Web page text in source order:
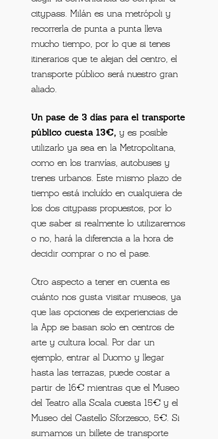
citypass. Milán es una metrópoli y
recorrerla de punta a punta lleva
mucho tiempo, por lo que si tenes
itinerarios que te alejan del centro, el
transporte público será nuestro gran
aliado.
Un pase de 3 días para el transporte
público cuesta 13€, y es posible
utilizarlo ya sea en la Metropolitana,
como en los tranvías, autobuses y
trenes urbanos. Este mismo plazo de
tiempo está incluído en cualquiera de
los dos citypass propuestos, por lo
que saber si realmente lo utilizaremos
o no, hará la diferencia a la hora de
decidir comprar o no el pase.
Otro aspecto a tener en cuenta es
cuánto nos gusta visitar museos, ya
que las opciones de experiencias de
la App se basan solo en centros de
arte y cultura local. Por dar un
ejemplo, entrar al Duomo y llegar
hasta las terrazas, puede costar a
partir de 16€ mientras que el Museo
del Teatro alla Scala cuesta 15€ y el
Museo del Castello Sforzesco, 5€. Si
sumamos un billete de transporte